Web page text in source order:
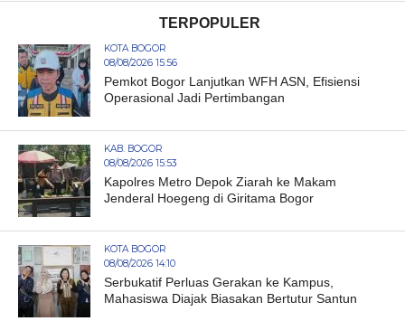
TERPOPULER
KOTA BOGOR
08/08/2026 15:56
Pemkot Bogor Lanjutkan WFH ASN, Efisiensi
Operasional Jadi Pertimbangan
KAB. BOGOR
08/08/2026 15:53
Kapolres Metro Depok Ziarah ke Makam
Jenderal Hoegeng di Giritama Bogor
KOTA BOGOR
08/08/2026 14:10
Serbukatif Perluas Gerakan ke Kampus,
Mahasiswa Diajak Biasakan Bertutur Santun